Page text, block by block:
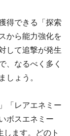
得できる「探索
から能力強化を
して追撃が発生
、なるべく多く
しょう。
「レアエネミー
ボスエネミー
します。どのト